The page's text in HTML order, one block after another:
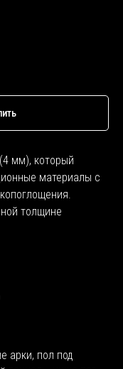
мм), который
материалы с
толщине
арки, пол под